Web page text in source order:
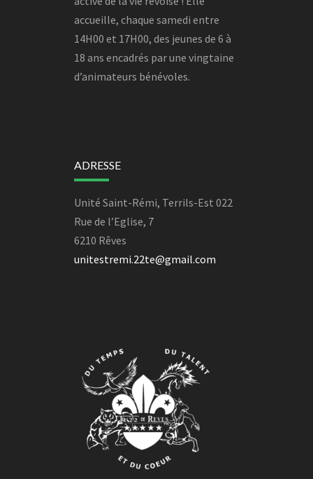
accueille, chaque samedi entre
14H00 et 17H00, des jeunes de 6 à
18 ans encadrés par une vingtaine
d’animateurs bénévoles.
ADRESSE
Unité Saint-Rémi, Terrils-Est 022
Rue de l’Eglise, 7
6210 Rêves
unitestremi.22te@gmail.com